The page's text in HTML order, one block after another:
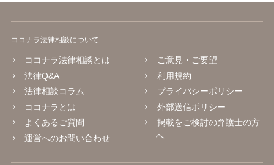
ココナラ法律相談について
ココナラ法律相談とは
法律Q&A
法律相談コラム
ココナラとは
よくあるご質問
運営へのお問い合わせ
ご意見・ご要望
利用規約
プライバシーポリシー
外部送信ポリシー
掲載をご検討の弁護士の方
へ